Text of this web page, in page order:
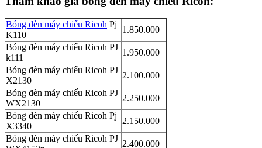
Bóng đèn máy chiếu Ricoh Pj
K110
1.850.000
Bóng đèn máy chiếu Ricoh PJ
k111
1.950.000
Bóng đèn máy chiếu Ricoh PJ
X2130
2.100.000
Bóng đèn máy chiếu Ricoh PJ
WX2130
2.250.000
Bóng đèn máy chiếu Ricoh Pj
X3340
2.150.000
Bóng đèn máy chiếu Ricoh PJ
2.400.000